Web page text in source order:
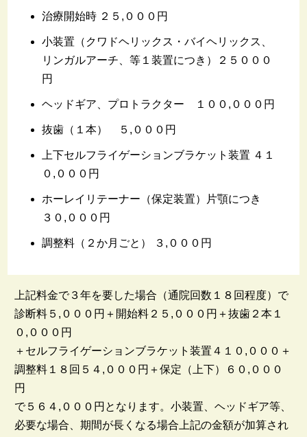
治療開始時 ２５,０００円
小装置（クワドヘリックス・バイヘリックス、
リンガルアーチ、等１装置につき）２５０００
円
ヘッドギア、プロトラクター １００,０００円
抜歯（１本） ５,０００円
上下セルフライゲーションブラケット装置 ４１
０,０００円
ホーレイリテーナー（保定装置）片顎につき
３０,０００円
調整料（２か月ごと） ３,０００円
上記料金で３年を要した場合（通院回数１８回程度）で
診断料５,０００円＋開始料２５,０００円＋抜歯２本１
０,０００円
＋セルフライゲーションブラケット装置４１０,０００＋
調整料１８回５４,０００円＋保定（上下）６０,０００
円
で５６４,０００円となります。小装置、ヘッドギア等、
必要な場合、期間が長くなる場合上記の金額が加算され